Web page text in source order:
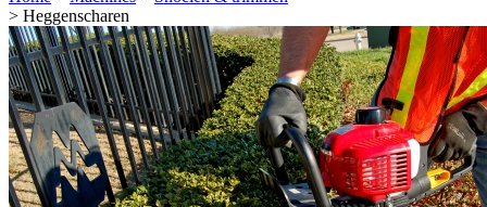
> Heggenscharen